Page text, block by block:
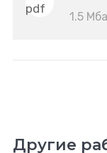
1.5
Другие